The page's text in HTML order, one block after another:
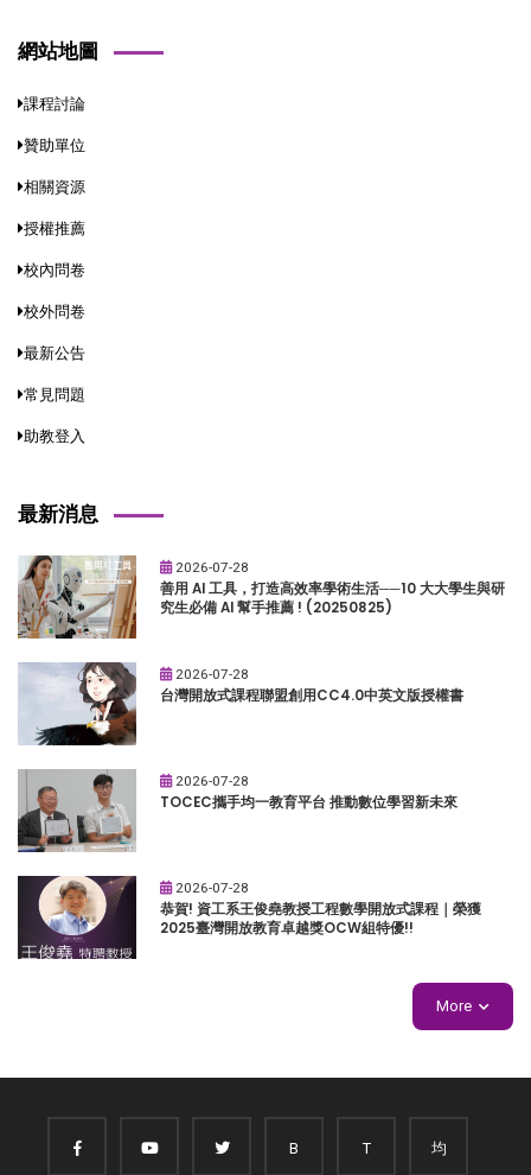
網站地圖
課程討論
贊助單位
相關資源
授權推薦
校內問卷
校外問卷
最新公告
常見問題
助教登入
最新消息
2026-07-28
善用 AI 工具，打造高效率學術生活──10 大大學生與研
究生必備 AI 幫手推薦 ! (20250825)
2026-07-28
台灣開放式課程聯盟創用CC4.0中英文版授權書
2026-07-28
TOCEC攜手均一教育平台 推動數位學習新未來
2026-07-28
恭賀! 資工系王俊堯教授工程數學開放式課程｜榮獲
2025臺灣開放教育卓越獎OCW組特優!!
More
B T 均